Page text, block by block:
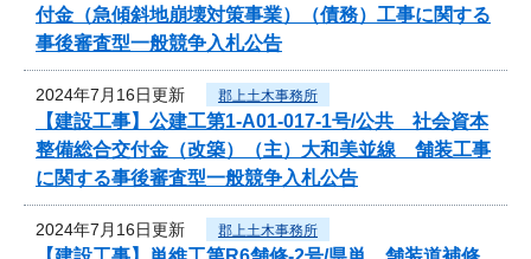
付金（急傾斜地崩壊対策事業）（債務）工事に関する
事後審査型一般競争入札公告
2024年7月16日更新 郡上土木事務所
【建設工事】公建工第1-A01-017-1号/公共 社会資本
整備総合交付金（改築）（主）大和美並線 舗装工事
に関する事後審査型一般競争入札公告
2024年7月16日更新 郡上土木事務所